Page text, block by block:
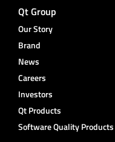
Qt Group
Our Story
Brand
News
Careers
Investors
Qt Products
Software Quality Products